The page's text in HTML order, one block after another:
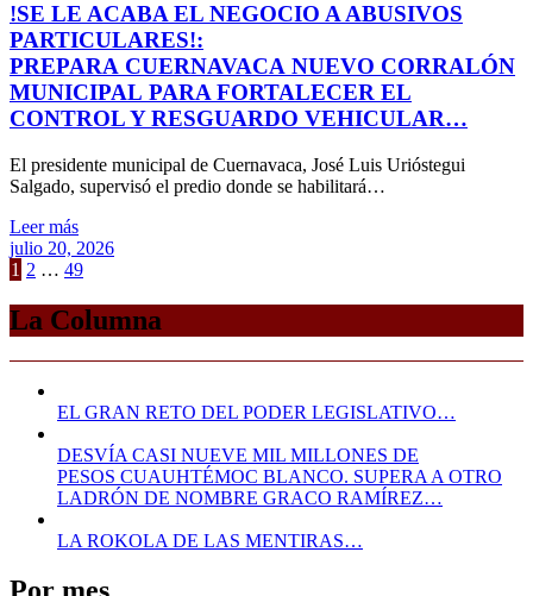
!SE LE ACABA EL NEGOCIO A ABUSIVOS
PARTICULARES!:
PREPARA CUERNAVACA NUEVO CORRALÓN
MUNICIPAL PARA FORTALECER EL
CONTROL Y RESGUARDO VEHICULAR…
El presidente municipal de Cuernavaca, José Luis Urióstegui
Salgado, supervisó el predio donde se habilitará…
Leer más
julio 20, 2026
Paginación
de
entradas
1 2 … 49
La Columna
EL GRAN RETO DEL PODER LEGISLATIVO…
DESVÍA CASI NUEVE MIL MILLONES DE
PESOS CUAUHTÉMOC BLANCO. SUPERA A OTRO
LADRÓN DE NOMBRE GRACO RAMÍREZ…
LA ROKOLA DE LAS MENTIRAS…